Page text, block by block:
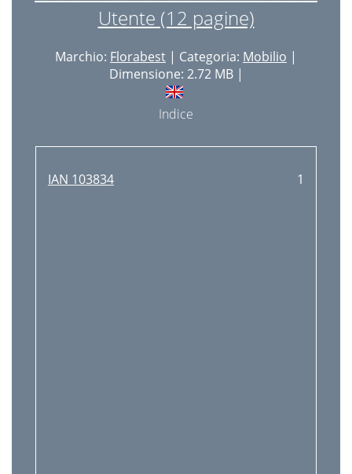
Utente (12 pagine)
Marchio: Florabest | Categoria: Mobilio |
Dimensione: 2.72 MB |
Indice
IAN 103834 1